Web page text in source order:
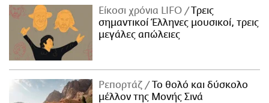
Είκοσι χρόνια LIFO
Tρεις
σημαντικοί Έλληνες μουσικοί, τρεις
μεγάλες απώλειες
Ρεπορτάζ
Το θολό και δύσκολο
μέλλον της Μονής Σινά